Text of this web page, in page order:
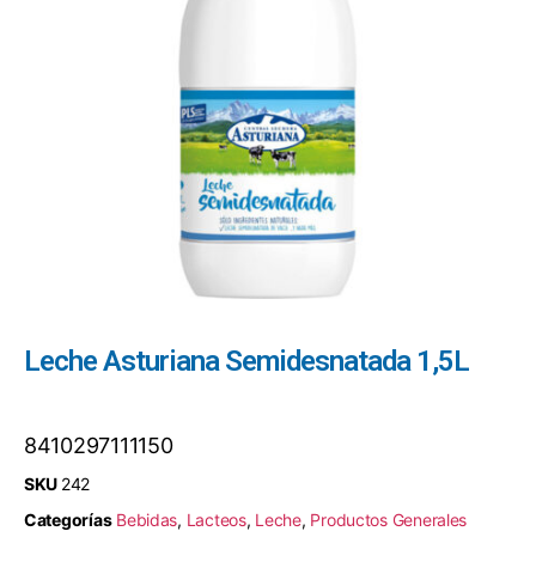
Leche Asturiana Semidesnatada 1,5L
8410297111150
SKU 242
Categorías Bebidas, Lacteos, Leche, Productos Generales